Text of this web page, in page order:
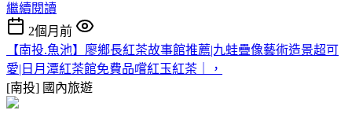
繼續閱讀
2個月前
【南投.魚池】廖鄉長紅茶故事館推薦|九蛙疊像藝術造景超可
愛|日月潭紅茶館免費品嚐紅玉紅茶｜，
[南投] 國內旅遊